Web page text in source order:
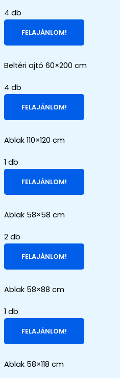
4 db
FELAJÁNLOM!
Beltéri ajtó 60×200 cm
4 db
FELAJÁNLOM!
Ablak 110×120 cm
1 db
FELAJÁNLOM!
Ablak 58×58 cm
2 db
FELAJÁNLOM!
Ablak 58×88 cm
1 db
FELAJÁNLOM!
Ablak 58×118 cm